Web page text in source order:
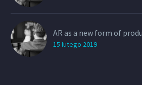
AR as a new form of
15 lutego 2019